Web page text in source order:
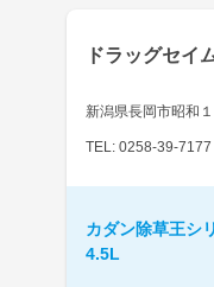
ドラッグセイ
新潟県長岡市昭和
TEL: 0258-39-7177
カダン除草王シ
4.5L